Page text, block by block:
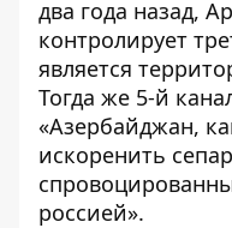
два года назад,
контролирует
является
Тогда же 5-й
«Азербайджан,
искоренить
россией».